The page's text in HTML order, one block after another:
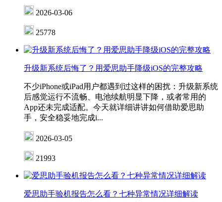
2026-03-06
25778
升级新系统后悔了？用爱思助手降级iOS的完整攻略
不少iPhone或iPad用户都遇到过这样的困扰：升级新系统
后感觉运行不流畅、电池续航明显下降，或者常用的
App还未完成适配。今天就详细讲讲如何借助爱思助
手，安全稳妥地完成i...
2026-03-05
21993
爱思助手验机报告怎么看？七种异常情况详细解读